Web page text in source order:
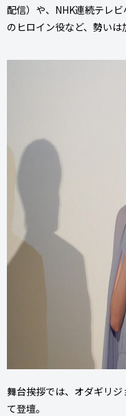
配信）や、NHK連続テレビ
のヒロイン役など、勢いは
舞台挨拶では、オダギリ
て登壇。